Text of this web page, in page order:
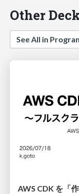
Other
See All in